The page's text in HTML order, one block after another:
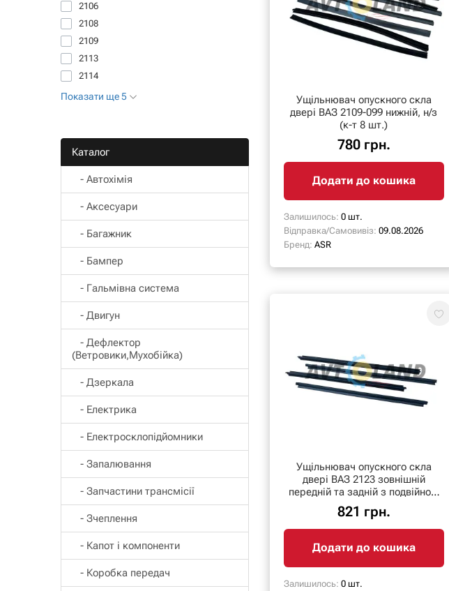
2106
2108
2109
2113
2114
Показати ще 5
Каталог
- Автохімія
- Аксесуари
- Багажник
- Бампер
- Гальмівна система
- Двигун
- Дефлектор
(Ветровики,Мухобійка)
- Дзеркала
- Електрика
- Електросклопідйомники
- Запалювання
- Запчастини трансмісії
- Зчеплення
- Капот і компоненти
- Коробка передач
Ущільнювач опускного скла
двері ВАЗ 2109-099 нижній, н/з
(к-т 8 шт.)
780 грн.
Додати до кошика
Залишилось: 0 шт.
Відправка/Самовивіз: 09.08.2026
Бренд: ASR
Ущільнювач опускного скла
двері ВАЗ 2123 зовнішній
передній та задній з подвійною
лапкою (к-т 4 шт.)
821 грн.
Додати до кошика
Залишилось: 0 шт.